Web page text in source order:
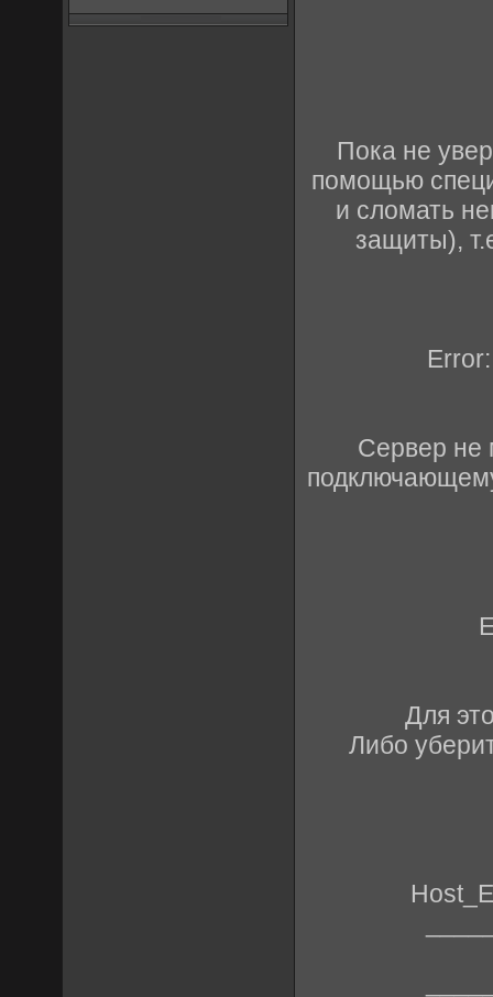
Пока не
помощью
и сломать
защиты),
Сервер не
Для
Либо